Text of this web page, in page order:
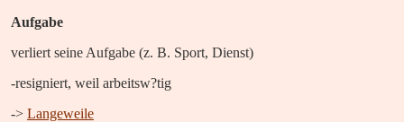
Aufgabe
verliert seine Aufgabe (z. B. Sport, Dienst)
-resigniert, weil arbeitsw?tig
-> Langeweile